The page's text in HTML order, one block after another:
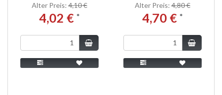
Alter Preis: 4,10 €
4,02 € *
Alter Preis: 4,80 €
4,70 € *